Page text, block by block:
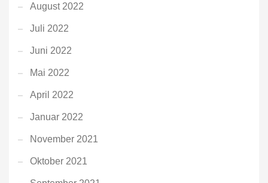
August 2022
Juli 2022
Juni 2022
Mai 2022
April 2022
Januar 2022
November 2021
Oktober 2021